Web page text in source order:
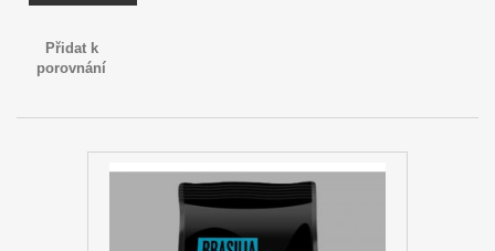
Přidat k
porovnání